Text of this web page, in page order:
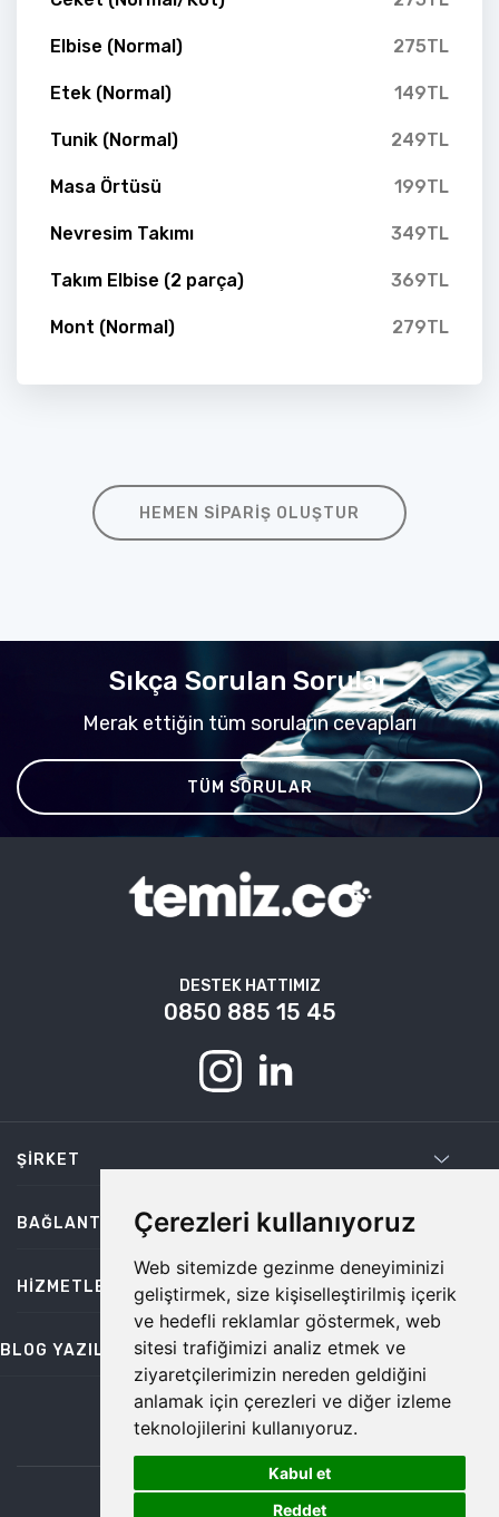
Çerezleri kullanıyoruz
Web sitemizde gezinme deneyiminizi
geliştirmek, size kişiselleştirilmiş içerik
ve hedefli reklamlar göstermek, web
sitesi trafiğimizi analiz etmek ve
ziyaretçilerimizin nereden geldiğini
anlamak için çerezleri ve diğer izleme
teknolojilerini kullanıyoruz.
Kabul et
Reddet
Elbise (Normal) 275TL
Etek (Normal) 149TL
Tunik (Normal) 249TL
Masa Örtüsü 199TL
Nevresim Takımı 349TL
Takım Elbise (2 parça) 369TL
Mont (Normal) 279TL
HEMEN SIPARIŞ OLUŞTUR
Sıkça Sorulan Sorular
Merak ettiğin tüm soruların cevapları
TÜM SORULAR
DESTEK HATTIMIZ
0850 885 15 45
ŞIRKET
BAĞLANTILAR
HIZMETLER
BLOG YAZILARI
bilgi@temiz.co
©2026 Temiz, Her Hakkı Saklıdır.